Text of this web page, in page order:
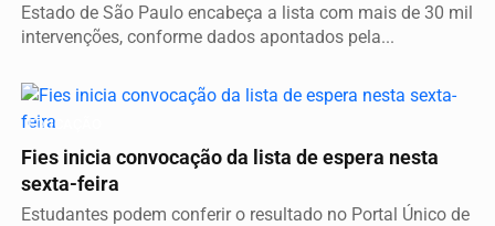
Estado de São Paulo encabeça a lista com mais de 30 mil
intervenções, conforme dados apontados pela...
EDUCAÇÃO
Fies inicia convocação da lista de espera nesta
sexta-feira
Estudantes podem conferir o resultado no Portal Único de